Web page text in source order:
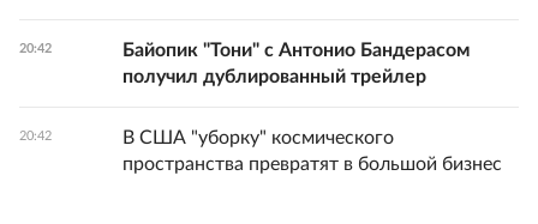
20:42
Байопик "Тони" с Антонио Бандерасом
получил дублированный трейлер
20:42
В США "уборку" космического
пространства превратят в большой бизнес